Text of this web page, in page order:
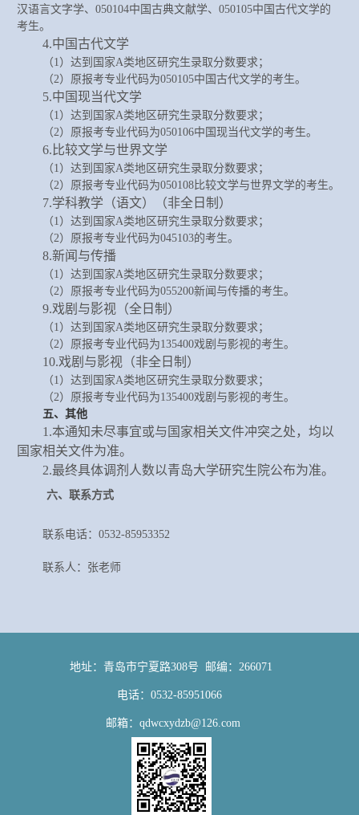
汉语言文字学、050104中国古典文献学、050105中国古代文学的
考生。
4.中国古代文学
（1）达到国家A类地区研究生录取分数要求；
（2）原报考专业代码为050105中国古代文学的考生。
5.中国现当代文学
（1）达到国家A类地区研究生录取分数要求；
（2）原报考专业代码为050106中国现当代文学的考生。
6.比较文学与世界文学
（1）达到国家A类地区研究生录取分数要求；
（2）原报考专业代码为050108比较文学与世界文学的考生。
7.学科教学（语文）（非全日制）
（1）达到国家A类地区研究生录取分数要求；
（2）原报考专业代码为045103的考生。
8.新闻与传播
（1）达到国家A类地区研究生录取分数要求；
（2）原报考专业代码为055200新闻与传播的考生。
9.戏剧与影视（全日制）
（1）达到国家A类地区研究生录取分数要求；
（2）原报考专业代码为135400戏剧与影视的考生。
10.戏剧与影视（非全日制）
（1）达到国家A类地区研究生录取分数要求；
（2）原报考专业代码为135400戏剧与影视的考生。
五、其他
1.本通知未尽事宜或与国家相关文件冲突之处，均以
国家相关文件为准。
2.最终具体调剂人数以青岛大学研究生院公布为准。
六、联系方式
联系电话：0532-85953352
联系人： 张老师
地址：青岛市宁夏路308号 邮编：266071
电话：0532-85951066
邮箱：qdwcxydzb@126.com